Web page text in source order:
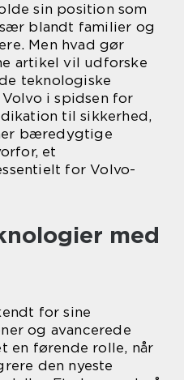
sin position som
blandt familier og
Men hvad gør
artikel vil udforske
teknologiske
i spidsen for
til sikkerhed,
bæredygtige
et
for Volvo-
med
for sine
og avancerede
en førende rolle, når
den nyeste